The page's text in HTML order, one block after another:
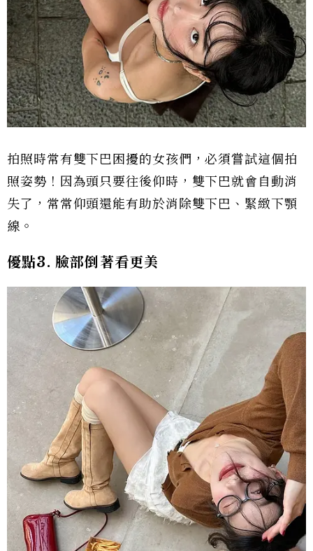
拍照時常有雙下巴困擾的女孩們，必須嘗試這個拍
照姿勢！因為頭只要往後仰時，雙下巴就會自動消
失了，常常仰頭還能有助於消除雙下巴、緊緻下顎
線。
優點3. 臉部倒著看更美